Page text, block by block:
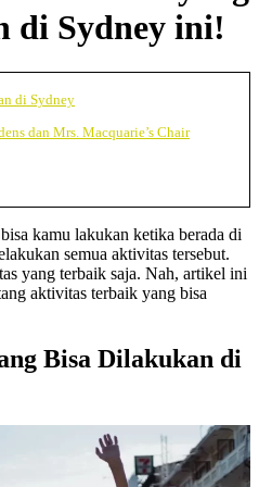
di Sydney ini!
di Sydney
dan Mrs. Macquarie’s Chair
kamu lakukan ketika berada di
semua aktivitas tersebut.
yang terbaik saja. Nah, artikel ini
aktivitas terbaik yang bisa
Bisa Dilakukan di